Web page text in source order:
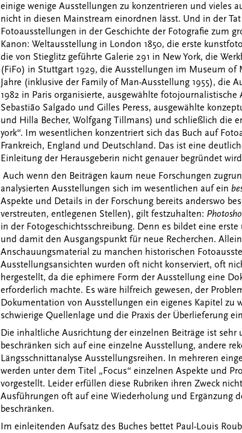
einige wenige Ausstellungen zu konzentrieren und vieles
nicht in diesen Mainstream einordnen lässt. Und in der
Fotoausstellungen in der Geschichte der Fotografie zum
Kanon: Weltausstellung in London 1850, die erste
die von Stieglitz geführte Galerie 291 in New York, die
(FiFo) in Stuttgart 1929, die Ausstellungen im Museum of
Jahre (inklusive der Family of Man-Ausstellung 1955), die
1982 in Paris organisierte, ausgewählte
Sebastião Salgado und Gilles Peress, ausgewählte
und Hilla Becher, Wolfgang Tillmans) und schließlich die
york“. Im wesentlichen konzentriert sich das Buch auf
Frankreich, England und Deutschland. Das ist eine
Einleitung der Herausgeberin nicht genauer begründet
Auch wenn den Beiträgen kaum neue Forschungen
analysierten Ausstellungen sich im wesentlichen auf ein
Aspekte und Details in der Forschung bereits anderswo
verstreuten, entlegenen Stellen), gilt festzuhalten:
in der Fotogeschichtsschreibung. Denn es bildet eine
und damit den Ausgangspunkt für neue Recherchen.
Anschauungsmaterial zu manchen historischen
Ausstellungsansichten wurden oft nicht konserviert, oft
hergestellt, da die ephimere Form der Ausstellung eine
erforderlich machte. Es wäre hilfreich gewesen, der
Dokumentation von Ausstellungen ein eigenes Kapitel zu
schwierige Quellenlage und die Praxis der Überlieferung
Die inhaltliche Ausrichtung der einzelnen Beiträge ist sehr
beschränken sich auf eine einzelne Ausstellung, andere
Längsschnittanalyse Ausstellungsreihen. In mehreren
werden unter dem Titel „Focus“ einzelnen Aspekte und
vorgestellt. Leider erfüllen diese Rubriken ihren Zweck
Ausführungen oft auf eine Wiederholung und Ergänzung
beschränken.
Im einleitenden Aufsatz des Buches bettet Paul-Louis